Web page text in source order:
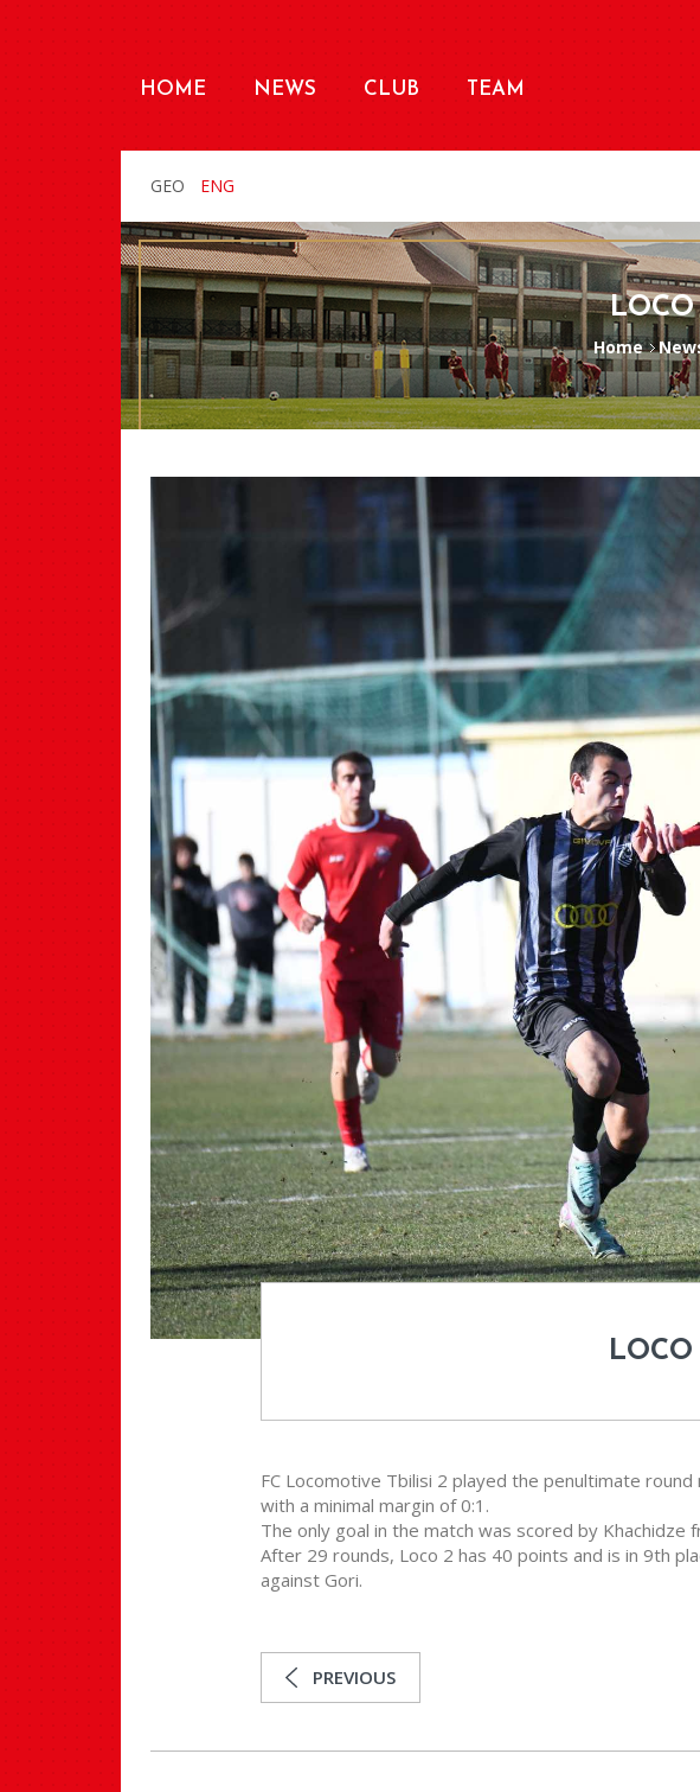
HOME NEWS CLUB TEAM
GEO ENG
LOCO
Home
FC Locomotive Tbilisi 2 played the penultimate
with a minimal margin of 0:1.
The only goal in the match was scored by
After 29 rounds, Loco 2 has 40 points and is in 9th
against Gori.
PREVIOUS